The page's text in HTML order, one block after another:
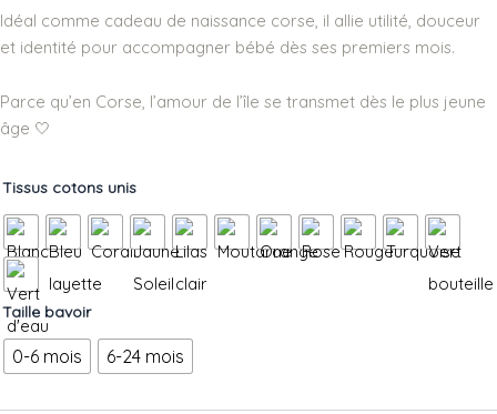
Idéal comme cadeau de naissance corse, il allie utilité, douceur
et identité pour accompagner bébé dès ses premiers mois.
Parce qu’en Corse, l’amour de l’île se transmet dès le plus jeune
âge 🤍
Tissus cotons unis
Taille bavoir
0-6 mois 6-24 mois
quantité
Bavoir
bébé
Corse
personnalisé
avec
prénom
Mini